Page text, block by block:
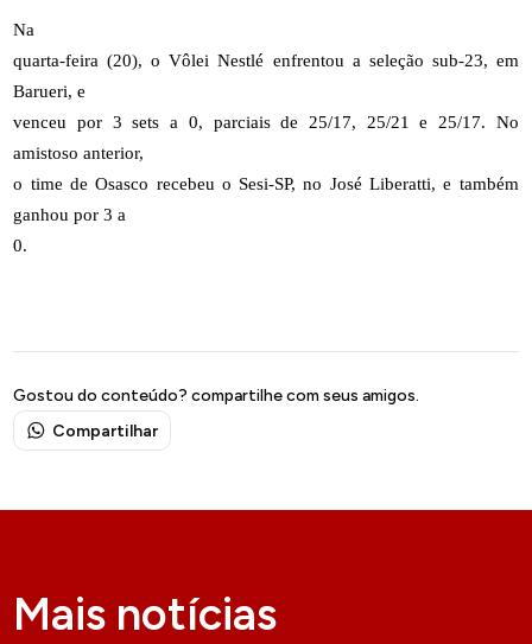
Na
quarta-feira (20), o Vôlei Nestlé enfrentou a seleção sub-23, em
Barueri, e
venceu por 3 sets a 0, parciais de 25/17, 25/21 e 25/17. No
amistoso anterior,
o time de Osasco recebeu o Sesi-SP, no José Liberatti, e também
ganhou por 3 a
0.
Gostou do conteúdo? compartilhe com seus amigos.
Compartilhar
Mais notícias